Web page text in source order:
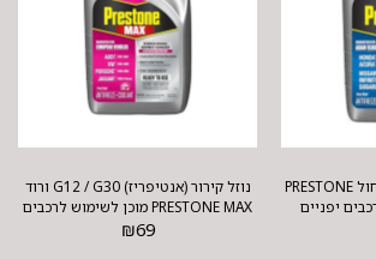
נוזל קירור (אנטיפריז) כחול PRESTONE
נוזל קירור (אנטיפריז) G12 / G30 ורוד
PRESTONE MAX מוכן לשימוש לרכבים
אירופאים
₪69